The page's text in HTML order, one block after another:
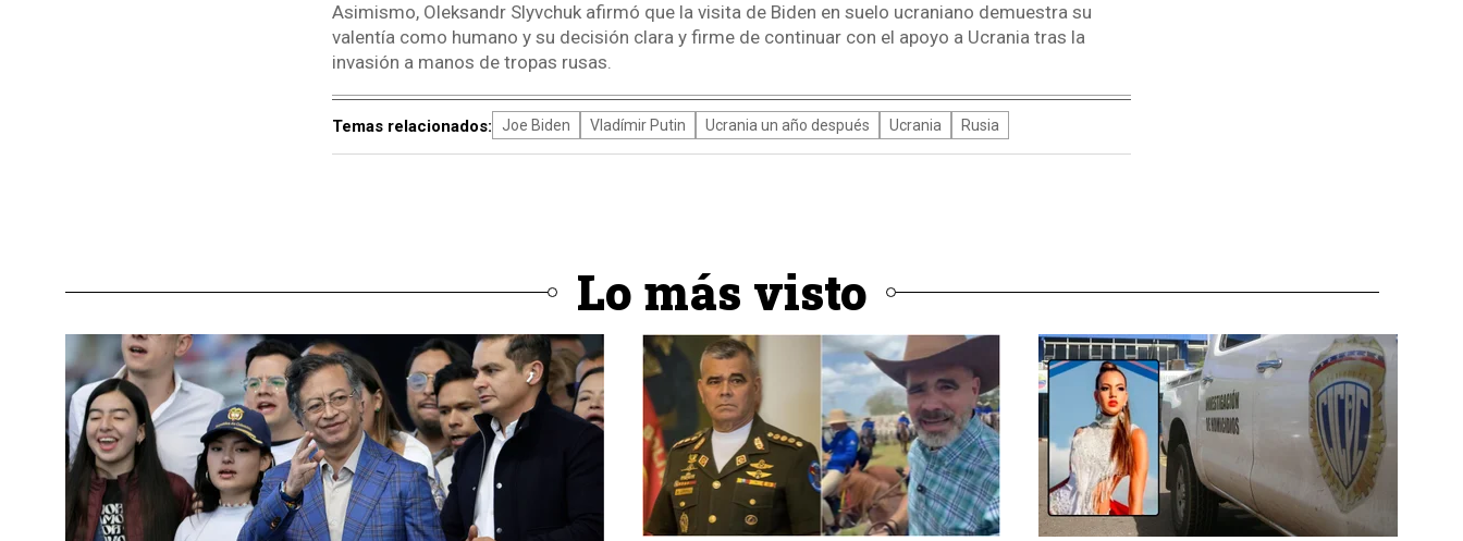
Asimismo, Oleksandr Slyvchuk afirmó que la visita de Biden en suelo ucraniano demuestra su
valentía como humano y su decisión clara y firme de continuar con el apoyo a Ucrania tras la
invasión a manos de tropas rusas.
Temas relacionados: Joe Biden Vladímir Putin Ucrania un año después Ucrania Rusia
Lo más visto